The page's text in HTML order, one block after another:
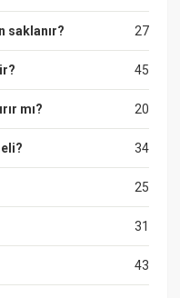
27
saklanır?
45
20
mı?
34
25
31
43